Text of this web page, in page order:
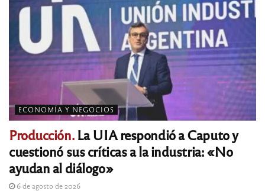
ECONOMÍA Y NEGOCIOS
Producción.La UIA respondió a Caputo y
cuestionó sus críticas a la industria: «No
ayudan al diálogo»
6 de agosto de 2026